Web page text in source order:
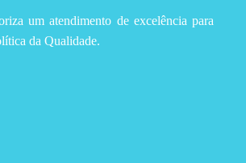
um atendimento de excelência para
da Qualidade.